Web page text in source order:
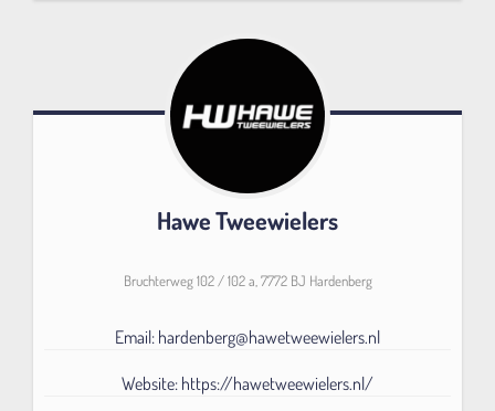
Hawe Tweewielers
Bruchterweg 102 / 102 a, 7772 BJ Hardenberg
Email: hardenberg@hawetweewielers.nl
Website: https://hawetweewielers.nl/